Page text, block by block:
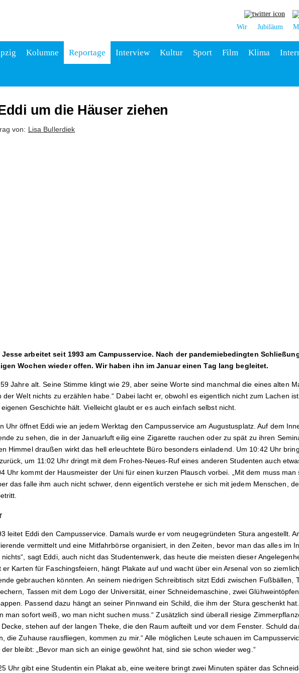
Wir Jubiläum
Kolumne Reportage Interview Kultur Sport Film Klima
um die Häuser ziehen
von: Lisa Bullerdiek
Jesse arbeitet seit 1993 am Campusservice. Nach der pandemiebedingten
Wochen wieder offen. Wir haben ihn im Januar einen Tag lang begleitet.
Jahre alt. Seine Stimme klingt wie 29, aber seine Worte sind manchmal die eines alten
der Welt nichts zu erzählen habe.“ Dabei lacht er, obwohl es eigentlich nicht zum Lachen
Geschichte hält. Vielleicht glaubt er es auch einfach selbst nicht.
Uhr öffnet Eddi wie an jedem Werktag den Campusservice am Augustusplatz. Auf dem
zu sehen, die in der Januarluft eilig eine Zigarette rauchen oder zu spät zu ihren
Himmel draußen wirkt das hell erleuchtete Büro besonders einladend. Um 10:42 Uhr
um 11:02 Uhr dringt mit dem Frohes-Neues-Ruf eines anderen Studenten auch
Uhr kommt der Hausmeister der Uni für einen kurzen Plausch vorbei. „Mit dem muss man
das falle ihm auch nicht schwer, denn eigentlich verstehe er sich mit jedem Menschen,
leitet Eddi den Campusservice. Damals wurde er vom neugegründeten Stura angestellt.
vermittelt und eine Mitfahrbörse organisiert, in den Zeiten, bevor man das alles im
nichts“, sagt Eddi, auch nicht das Studentenwerk, das heute die meisten dieser
er Karten für Faschingsfeiern, hängt Plakate auf und wacht über ein Arsenal von so
gebrauchen könnten. An seinem niedrigen Schreibtisch sitzt Eddi zwischen Fußbällen,
Tassen mit dem Logo der Universität, einer Schneidemaschine, zwei
Passend dazu hängt an seiner Pinnwand ein Schild, die ihm der Stura geschenkt
man sofort weiß, wo man nicht suchen muss.“ Zusätzlich sind überall riesige
stehen auf der langen Theke, die den Raum aufteilt und vor dem Fenster. Schuld
die Zuhause rausfliegen, kommen zu mir.“ Alle möglichen Leute schauen im
bleibt: „Bevor man sich an einige gewöhnt hat, sind sie schon wieder weg.“
Uhr gibt eine Studentin ein Plakat ab, eine weitere bringt zwei Minuten später das